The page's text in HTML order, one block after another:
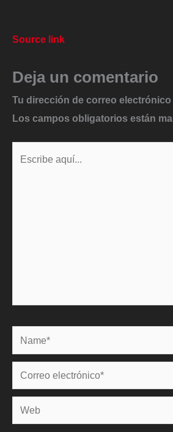
Source link
Deja un comentario
Tu dirección de correo electrónico
Los campos obligatorios están
Name*
Correo
electrónico*
Web